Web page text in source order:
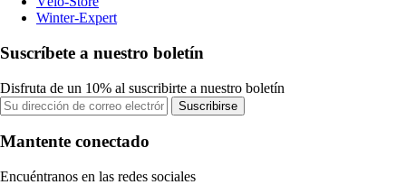
Winter-Expert
Suscríbete a nuestro boletín
Disfruta de un 10% al suscribirte a nuestro boletín
Suscribirse
Mantente conectado
Encuéntranos en las redes sociales